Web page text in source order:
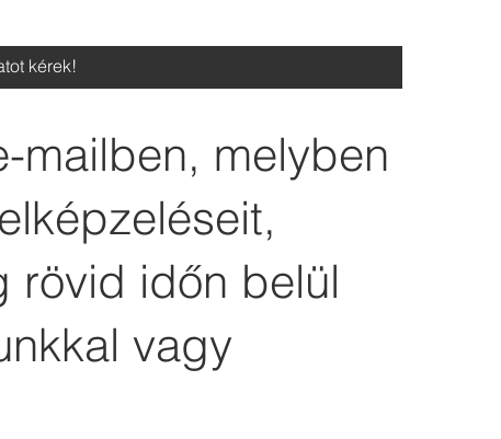
kérek!
mailben, melyben
rövid időn belül
vagy